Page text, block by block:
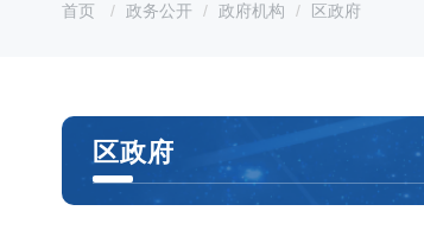
首页 政务公开 政府机构 区政府
区政府